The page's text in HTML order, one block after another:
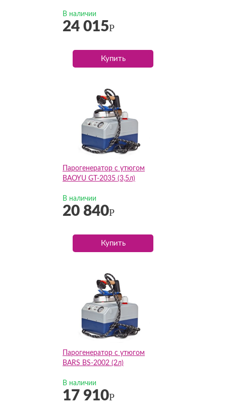
В наличии
24 015Р
Купить
Парогенератор с утюгом
BAOYU GT-2035 (3,5л)
В наличии
20 840Р
Купить
Парогенератор с утюгом
BARS BS-2002 (2л)
В наличии
17 910Р